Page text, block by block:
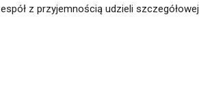
z przyjemnością udzieli szczegółowej